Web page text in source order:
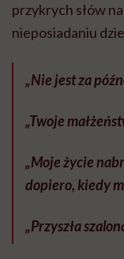
przykrych słów
nieposiadaniu
„Nie jest za
„Twoje
„Moje życie
dopiero, kiedy
„Przyszła